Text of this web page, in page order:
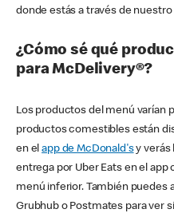
donde estás a través de nuestro
¿Cómo sé qué
para McDelivery®?
Los productos del menú varían
productos comestibles están
en elapp de McDonald'sy verás
entrega por Uber Eats en el app
menú inferior. También puedes
Grubhub o Postmates para ver